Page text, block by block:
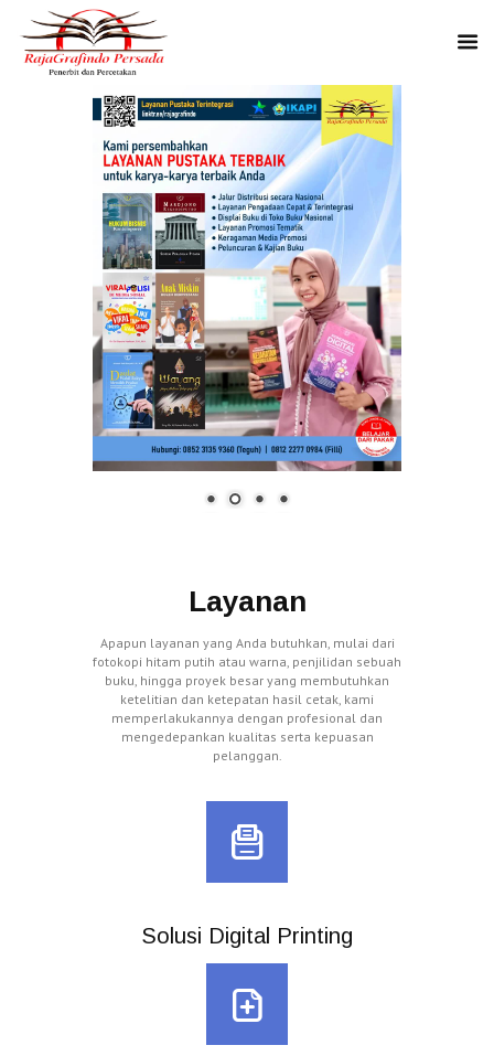
Layanan
Apapun layanan yang Anda butuhkan, mulai dari
fotokopi hitam putih atau warna, penjilidan sebuah
buku, hingga proyek besar yang membutuhkan
ketelitian dan ketepatan hasil cetak, kami
memperlakukannya dengan profesional dan
mengedepankan kualitas serta kepuasan
pelanggan.
Solusi Digital Printing